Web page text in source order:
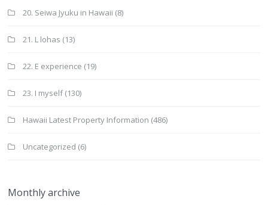
20. Seiwa Jyuku in Hawaii (8)
21. L lohas (13)
22. E experience (19)
23. I myself(130)
Hawaii Latest Property Information (486)
Uncategorized (6)
Monthly archive